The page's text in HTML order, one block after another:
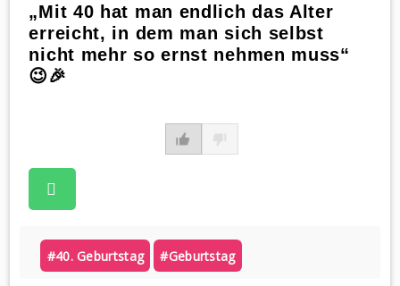
„Mit 40 hat man endlich das Alter
erreicht, in dem man sich selbst
nicht mehr so ernst nehmen muss“
😉🎉
#40. Geburtstag #geburtstag